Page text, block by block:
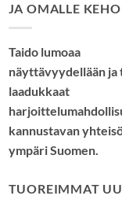
JA OMALLE
Taido lumoaa
näyttävyydellään ja
laadukkaat
kannustavan
ympäri Suomen.
TUOREIMMAT